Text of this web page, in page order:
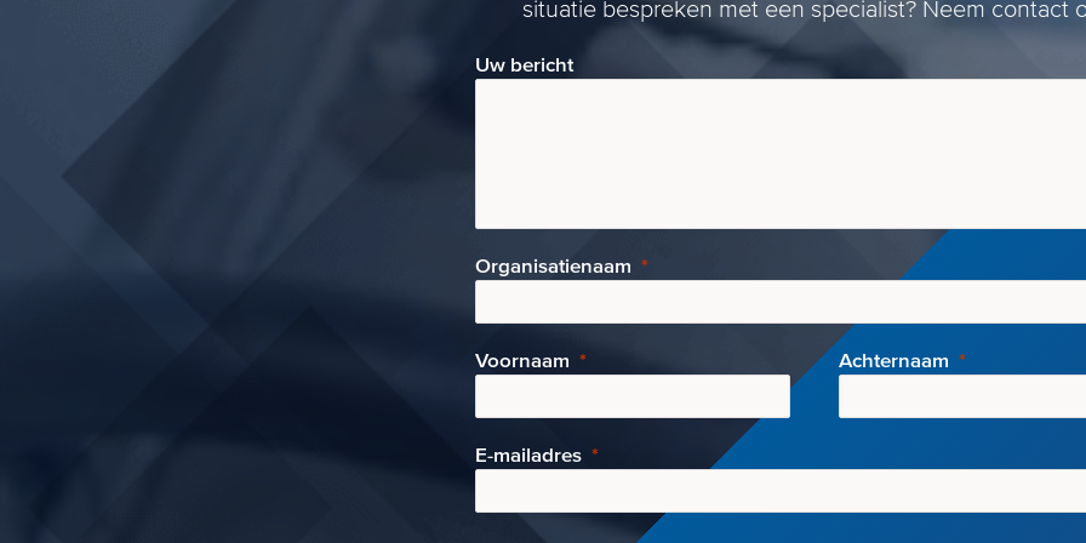
situatie bespreken met een specialist? Neem contact
Uw bericht
Organisatienaam
Voornaam Achternaam
E-mailadres